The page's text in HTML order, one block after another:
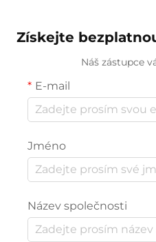
Získejte
Náš zástupce
E-mail
Jméno
Název společnosti